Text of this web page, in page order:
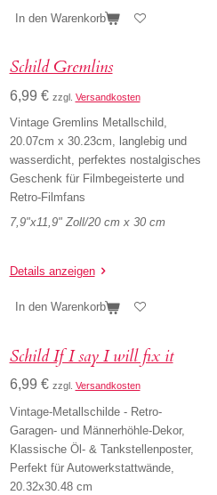
In den Warenkorb
Schild Gremlins
6,99 € zzgl. Versandkosten
Vintage Gremlins Metallschild,
20.07cm x 30.23cm, langlebig und
wasserdicht, perfektes nostalgisches
Geschenk für Filmbegeisterte und
Retro-Filmfans
7,9"x11,9" Zoll/20 cm x 30 cm
Details anzeigen
In den Warenkorb
Schild If I say I will fix it
6,99 € zzgl. Versandkosten
Vintage-Metallschilde - Retro-
Garagen- und Männerhöhle-Dekor,
Klassische Öl- & Tankstellenposter,
Perfekt für Autowerkstattwände,
20.32x30.48 cm